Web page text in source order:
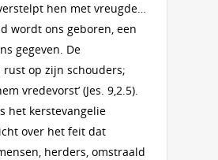
hen met vreugde…
wordt ons geboren, een
gegeven. De
op zijn schouders;
vredevorst’ (Jes. 9,2.5).
het kerstevangelie
over het feit dat
herders, omstraald